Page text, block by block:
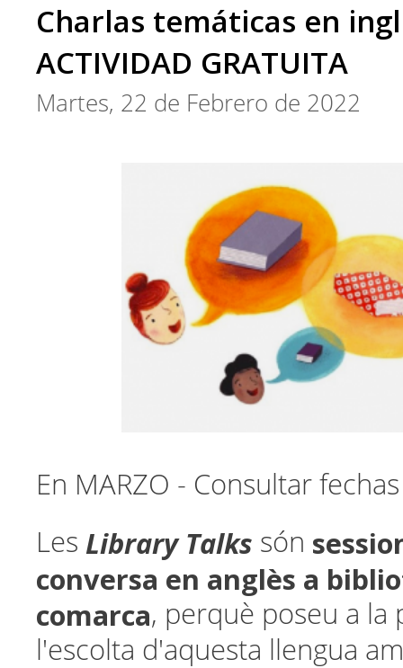
Charlas temáticas en
ACTIVIDAD GRATUITA
Martes, 22 de Febrero de 2022
En MARZO - Consultar
Les Library Talks són
conversa en anglès a
comarca, perquè poseu a la
l'escolta d'aquesta llengua